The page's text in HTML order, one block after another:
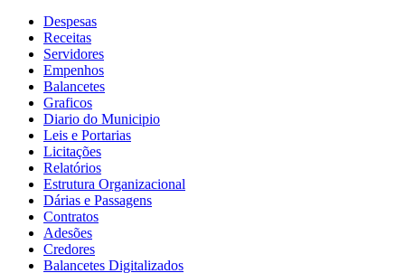
Despesas
Receitas
Servidores
Empenhos
Balancetes
Graficos
Diario do Municipio
Leis e Portarias
Licitações
Relatórios
Estrutura Organizacional
Dárias e Passagens
Contratos
Adesões
Credores
Balancetes Digitalizados